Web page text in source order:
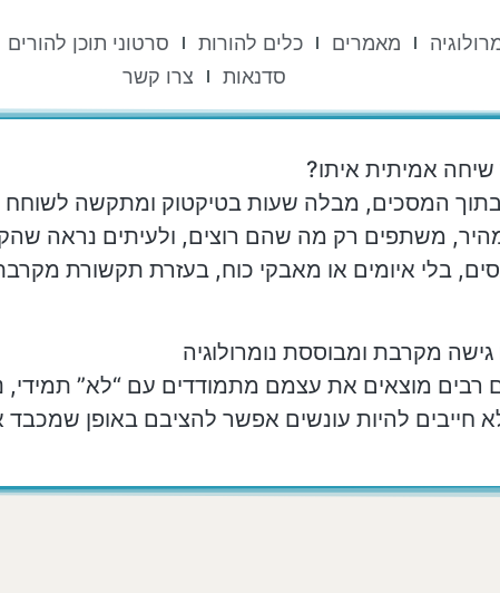
מאמרים כלים להורות סרטוני תוכן להורים
סדנאות
צרו קשר
שיחה אמיתית איתו?
המסכים, מבלה שעות בטיקטוק ומתקשה
מהיר, משתפים רק מה שהם רוצים, ולעיתים נראה
בלי איומים או מאבקי כוח, בעזרת תקשורת מקרבת
גישה מקרבת ומבוססת נומרולוגיה
רבים מוצאים את עצמם מתמודדים עם “לא” תמידי,
חייבים להיות עונשים אפשר להציבם באופן